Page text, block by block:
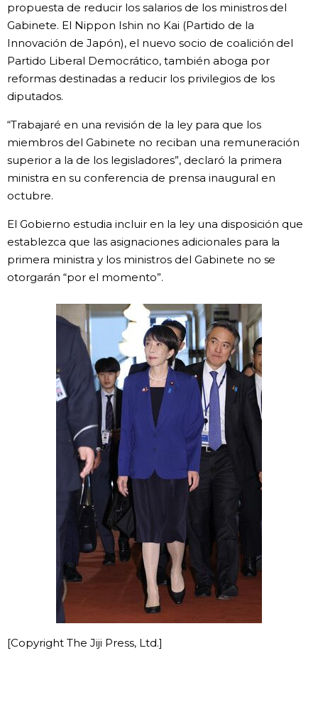
Datos de Japón
Fragmentos de Japón
Gente
Blog
Tokio
propuesta de reducir los salarios de los ministros del
Gabinete. El Nippon Ishin no Kai (Partido de la
Innovación de Japón), el nuevo socio de coalición del
Partido Liberal Democrático, también aboga por
reformas destinadas a reducir los privilegios de los
diputados.
“Trabajaré en una revisión de la ley para que los
miembros del Gabinete no reciban una remuneración
superior a la de los legisladores”, declaró la primera
ministra en su conferencia de prensa inaugural en
octubre.
El Gobierno estudia incluir en la ley una disposición que
establezca que las asignaciones adicionales para la
primera ministra y los ministros del Gabinete no se
otorgarán “por el momento”.
[Copyright The Jiji Press, Ltd.]